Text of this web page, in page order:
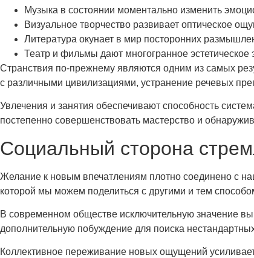
Музыка в состоянии моментально изменить
Визуальное творчество развивает оптическое
Литература окунает в мир посторонних
Театр и фильмы дают многогранное эстетическое
Странствия по-прежнему являются одним из самых
с различными цивилизациями, устранение речевых
Увлечения и занятия обеспечивают способность
постепенно совершенствовать мастерство и
Социальный сторона
Желание к новым впечатлениям плотно соединено с
которой мы можем поделиться с другими и тем
В современном обществе исключительную значение
дополнительную побуждение для поиска
Коллективное переживание новых ощущений